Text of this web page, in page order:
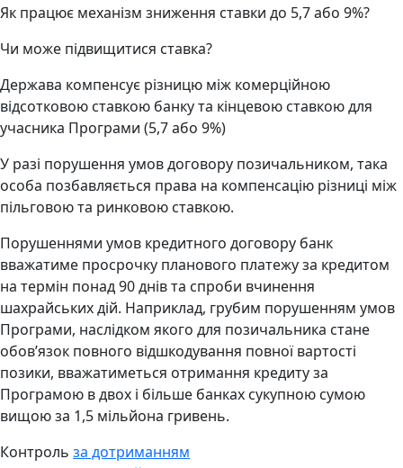
Як працює механізм зниження ставки до 5,7 або 9%?
Чи може підвищитися ставка?
Держава компенсує різницю між комерційною
відсотковою ставкою банку та кінцевою ставкою для
учасника Програми (5,7 або 9%)
У разі порушення умов договору позичальником, така
особа позбавляється права на компенсацію різниці між
пільговою та ринковою ставкою.
Порушеннями умов кредитного договору банк
вважатиме просрочку планового платежу за кредитом
на термін понад 90 днів та спроби вчинення
шахрайських дій. Наприклад, грубим порушенням умов
Програми, наслідком якого для позичальника стане
обов’язок повного відшкодування повної вартості
позики, вважатиметься отримання кредиту за
Програмою в двох і більше банках сукупною сумою
вищою за 1,5 мільйона гривень.
Контроль за дотриманням